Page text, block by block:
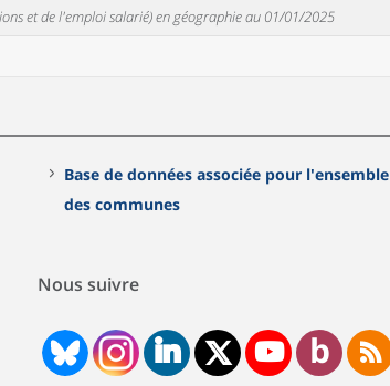
et de l'emploi salarié) en géographie au 01/01/2025
Base de données associée pour l'ensemble
des communes
Nous suivre